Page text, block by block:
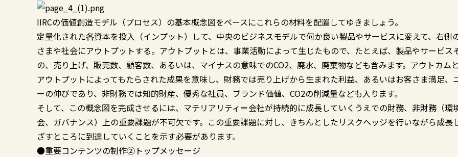
IIRCの価値創造モデル（プロセス）の基本概念図をベースにこれらの材料を配置してゆきましょう。
定量化された各資本を投入（インプット）して、中央のビジネスモデルで何か良い製品やサービスに変えて、右側
さまや社会にアウトプットする。アウトプットとは、事業活動によって生じたもので、たとえば、製品やサービス
の、売り上げ、販売数、顧客数、あるいは、マイナスの意味でのCO2、廃水、廃棄物なども含みます。アウトカムと
アウトプットによってもたらされた成果を意味し、財務では売り上げから生まれた利益、あるいはお客さま満足、
ーの伸びであり、非財務では知的財産、優秀な社員、ブランド価値、CO2の削減量なども入ります。
そして、この概念図を完成させるには、マテリアリティ＝会社が持続的に成長していくうえでの財務、非財務（環
会、ガバナンス）上の重要課題が不可欠です。この重要課題に対し、きちんとしたリスクヘッジを行いながら成長
ざすところに到達していくことを示す必要があります。
●重要コンテンツの制作②トップメッセージ